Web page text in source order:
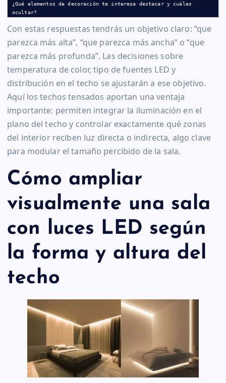
¿Qué elementos de decoración te interesa destacar y cuáles
ocultar?
Con estas respuestas tendrás un objetivo claro: “que
parezca más alta”, “que parezca más ancha” o “que
parezca más profunda”. Las decisiones sobre
temperatura de color, tipo de fuentes LED y
distribución en el techo se ajustarán a ese objetivo.
Aquí los techos tensados aportan una ventaja
importante: permiten integrar la iluminación en el
plano del techo y controlar exactamente qué zonas
del interior reciben luz directa o indirecta, algo clave
para modular el tamaño percibido de la sala.
Cómo ampliar
visualmente una sala
con luces LED según
la forma y altura del
techo